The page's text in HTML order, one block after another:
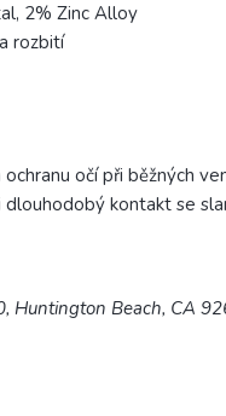
2% Zinc Alloy
rozbití
očí při běžných
kontakt se
Huntington Beach, CA